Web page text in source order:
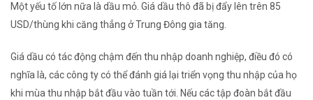
Một yếu tố lớn nữa là dầu mỏ. Giá dầu thô đã bị đẩy lên trên 85
USD/thùng khi căng thẳng ở Trung Đông gia tăng.
Giá dầu có tác động chậm đến thu nhập doanh nghiệp, điều đó có
nghĩa là, các công ty có thể đánh giá lại triển vọng thu nhập của họ
khi mùa thu nhập bắt đầu vào tuần tới. Nếu các tập đoàn bắt đầu